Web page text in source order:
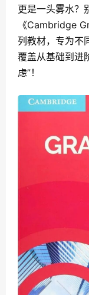
更是一头雾水？
《Cambridge
列教材，专为不
覆盖从基础到进
虑”！